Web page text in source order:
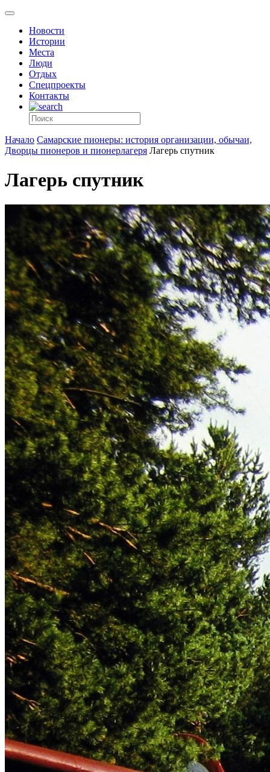
Новости
Истории
Места
Люди
Отдых
Спецпроекты
Контакты
Начало Самарские пионеры: история организации, обычаи,
Дворцы пионеров и пионерлагеря Лагерь спутник
Лагерь спутник